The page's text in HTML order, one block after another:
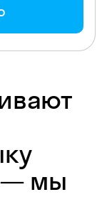
— мы